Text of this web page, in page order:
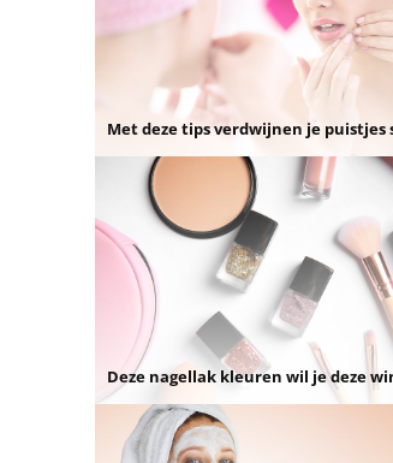
Met deze tips verdwijnen je puistjes
Deze nagellak kleuren wil je deze